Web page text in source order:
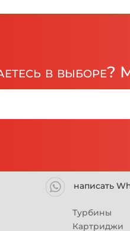
в
написать
Турбины
Картриджи